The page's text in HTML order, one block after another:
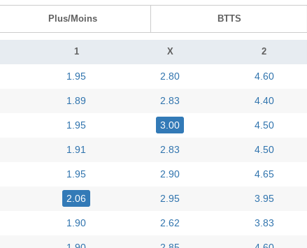
Plus/Moins BTTS
1 X 2
1.95 2.80 4.60
1.89 2.83 4.40
1.95 3.00 4.50
1.91 2.83 4.50
1.95 2.90 4.65
2.06 2.95 3.95
1.90 2.62 3.83